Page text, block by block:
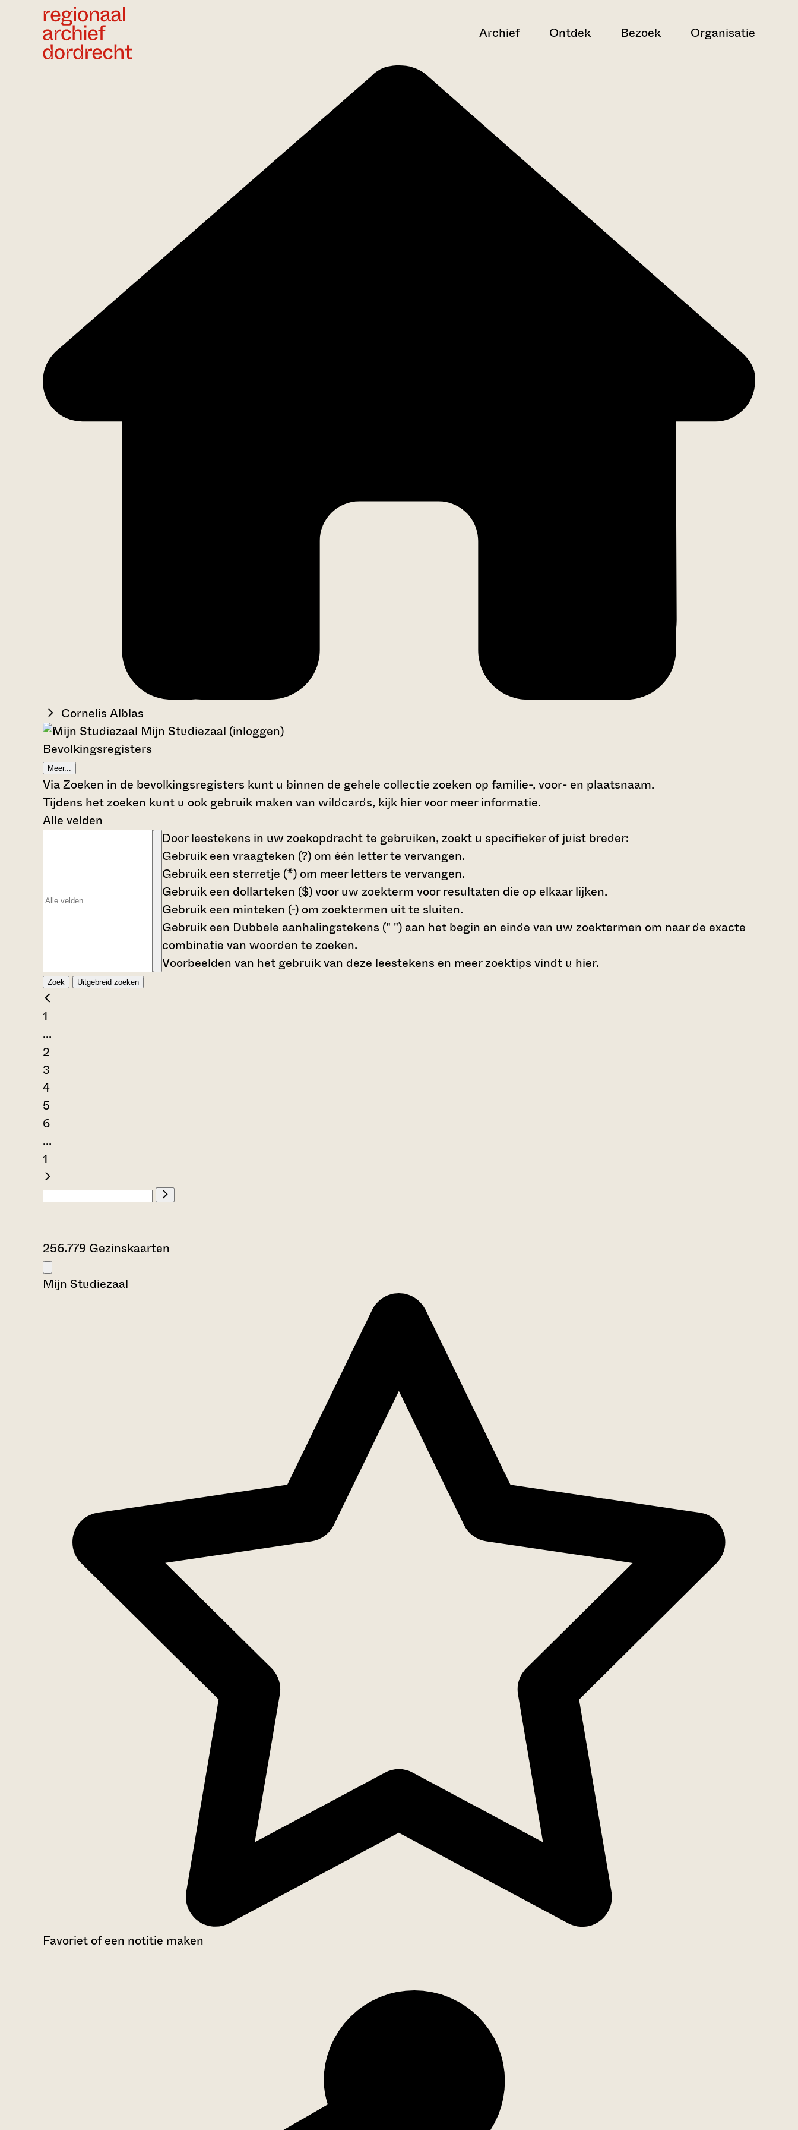
Archief Ontdek Bezoek Organisatie
Cornelis Alblas
Mijn Studiezaal (inloggen)
Bevolkingsregisters
Meer...
Via Zoeken in de bevolkingsregisters kunt u binnen de gehele collectie zoeken op familie-, voor- en plaatsnaam.
Tijdens het zoeken kunt u ook gebruik maken van wildcards, kijk hier voor meer informatie.
Alle velden
Door leestekens in uw zoekopdracht te gebruiken, zoekt u specifieker of juist breder:
Gebruik een vraagteken (?) om één letter te vervangen.
Gebruik een sterretje (*) om meer letters te vervangen.
Gebruik een dollarteken ($)voor uw zoekterm voor resultaten die op elkaar lijken.
Gebruik een minteken (-) om zoektermen uit te sluiten.
Gebruik een Dubbele aanhalingstekens (" ") aan het begin en einde van uw zoektermen om naar de exacte
combinatie van woorden te zoeken.
Voorbeelden van het gebruik van deze leestekens en meer zoektips vindt u hier.
Zoek Uitgebreid zoeken
1
...
2
3
4
5
6
...
1
256.779 Gezinskaarten
Mijn Studiezaal
Favoriet of een notitie maken